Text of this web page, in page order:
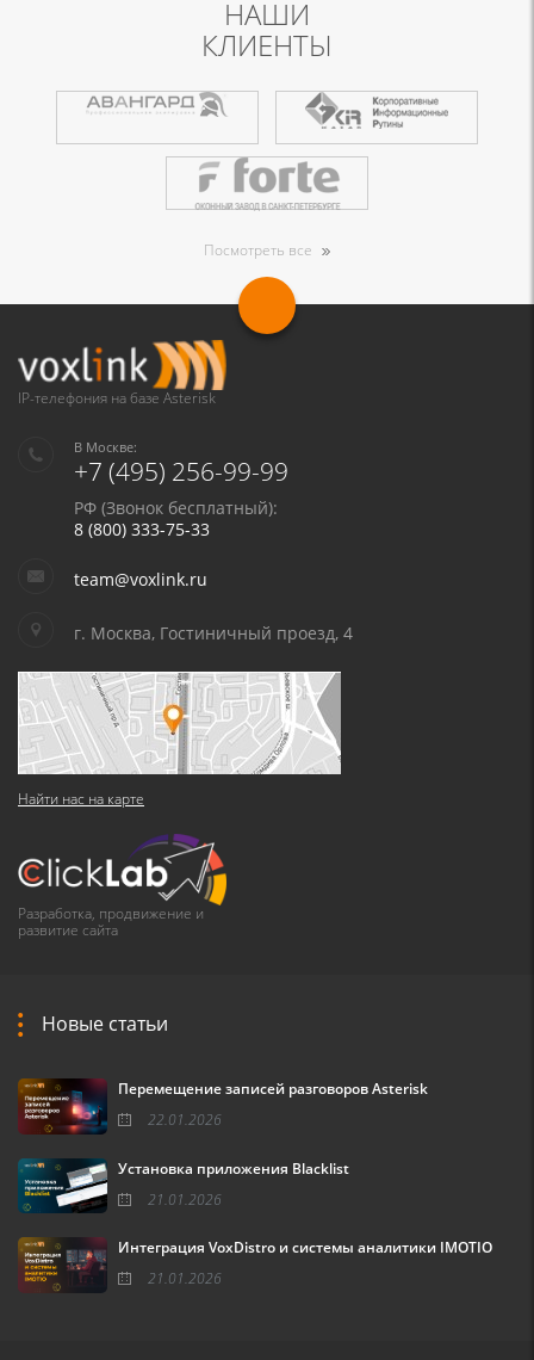
НАШИ
КЛИЕНТЫ
Посмотреть все
IP-телефония на базе Asterisk
В Москве:
+7 (495) 256-99-99
РФ (Звонок бесплатный):
8 (800) 333-75-33
team@voxlink.ru
г. Москва, Гостиничный проезд, 4
Найти нас на карте
Разработка, продвижение и
развитие сайта
Новые статьи
Перемещение записей разговоров Asterisk
22.01.2026
Установка приложения Blacklist
21.01.2026
Интеграция VoxDistro и системы аналитики IMOTIO
21.01.2026